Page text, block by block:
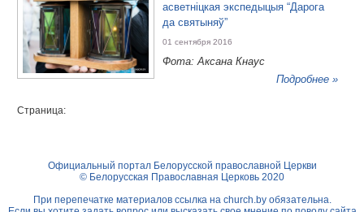
асветніцкая экспедыцыя “Дарога
да святыняў”
01 сентября 2016
Фота: Аксана Кнаус
Подробнее »
Страница:
Официальный портал Белорусской православной Церкви
© Белорусская Православная Церковь 2020
При перепечатке материалов ссылка на church.byобязательна.